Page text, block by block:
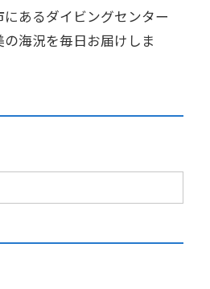
あるダイビングセンター
海況を毎日お届けしま